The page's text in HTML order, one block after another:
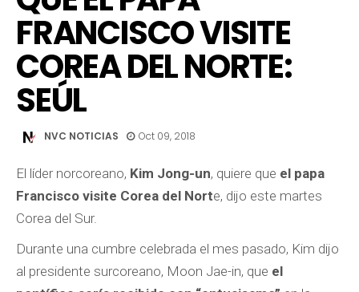
FRANCISCO VISITE
COREA DEL NORTE:
SEÚL
NVC NOTICIAS Oct 09, 2018
El líder norcoreano, Kim Jong-un, quiere que el papa
Francisco visite Corea del Norte, dijo este martes
Corea del Sur.
Durante una cumbre celebrada el mes pasado, Kim dijo
al presidente surcoreano, Moon Jae-in, que el